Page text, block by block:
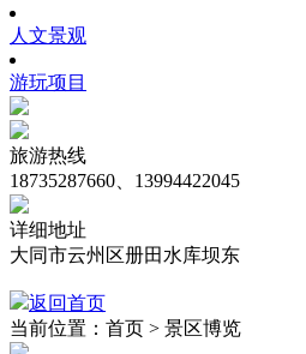
人文景观
游玩项目
旅游热线
18735287660、13994422045
详细地址
大同市云州区册田水库坝东
返回首页
当前位置：首页 > 景区博览